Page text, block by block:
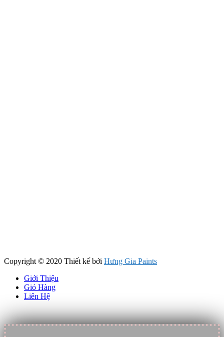
Copyright © 2020 Thiết kế bởi Hưng Gia Paints
Giới Thiệu
Giỏ Hàng
Liên Hệ